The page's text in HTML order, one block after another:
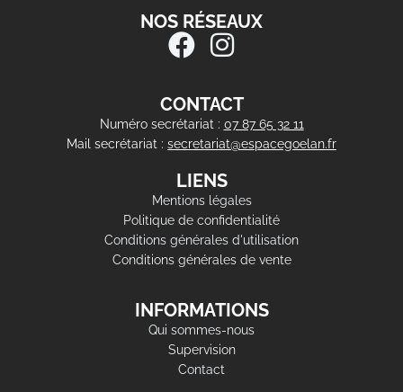
NOS RÉSEAUX
CONTACT
Numéro secrétariat : 07 87 65 32 11
Mail secrétariat : secretariat@espacegoelan.fr
LIENS
Mentions légales
Politique de confidentialité
Conditions générales d'utilisation
Conditions générales de vente
INFORMATIONS
Qui sommes-nous
Supervision
Contact